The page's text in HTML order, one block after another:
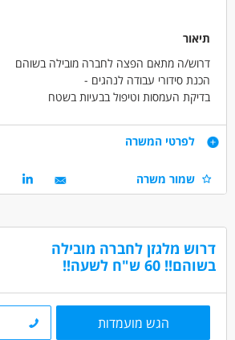
תיאור
דרוש/ה מתאם הפצה לחברה מובילה בשוהם
הכנת סידורי עבודה לנהגים -
בדיקת העמסות וטיפול בבעיות בשטח
א-ה
07:00-17:00
דרישות
מחסנים ולוגיסטיקה - מנהל/ת הפצה
מחסנים ולוגיסטיקה - מנהל/ת לוגיסטיקה
מחסנים ולוגיסטיקה - מנהל/ת מחסן
מאפייני משרה
משרה מלאה
לפרטי המשרה
שמור משרה
דרוש מלגזן לחברה מובילה
בשוהם!! 60 ש"ח לשעה!!
הגש מועמדות